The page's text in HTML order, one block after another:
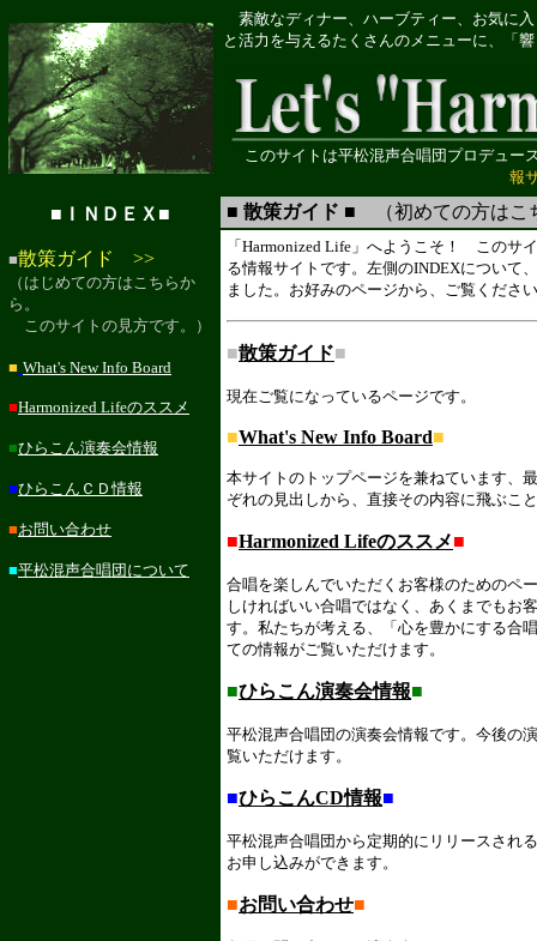
素敵なディナー、ハーブティー、お気に
と活力を与えるたくさんのメニューに、「
このサイトは平松混声合唱団プロデュー
報
■ＩＮＤＥＸ■
■散策ガイド >>
（はじめての方はこちらか
ら。
このサイトの見方です。）
■ What's New Info Board
■Harmonized Lifeのススメ
■ひらこん演奏会情報
■ひらこんＣＤ情報
■お問い合わせ
■平松混声合唱団について
■ 散策ガイド ■ （初めての方はこ
「Harmonized Life」へようこそ！ このサ
る情報サイトです。左側のINDEXについて
ました。お好みのページから、ご覧くださ
■散策ガイド■
現在ご覧になっているページです。
■What's New Info Board■
本サイトのトップページを兼ねています、
ぞれの見出しから、直接その内容に飛ぶこ
■Harmonized Lifeのススメ■
合唱を楽しんでいただくお客様のためのペ
しければいい合唱ではなく、あくまでもお
す。私たちが考える、「心を豊かにする合
ての情報がご覧いただけます。
■ひらこん演奏会情報■
平松混声合唱団の演奏会情報です。今後の
覧いただけます。
■ひらこんCD情報■
平松混声合唱団から定期的にリリースされ
お申し込みができます。
■お問い合わせ■